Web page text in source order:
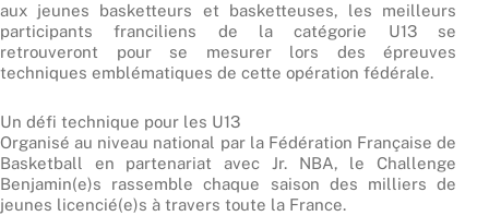
aux jeunes basketteurs et basketteuses, les meilleurs
participants franciliens de la catégorie U13 se
retrouveront pour se mesurer lors des épreuves
techniques emblématiques de cette opération fédérale.
Un défi technique pour les U13
Organisé au niveau national par la Fédération Française de
Basketball en partenariat avec Jr. NBA, le Challenge
Benjamin(e)s rassemble chaque saison des milliers de
jeunes licencié(e)s à travers toute la France.